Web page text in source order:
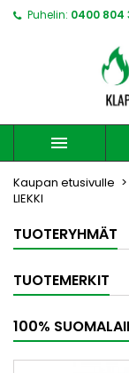
Puhelin: 0400 804

Kaupan etusivulle
LIEKKI
TUOTERYHMÄT
TUOTEMERKIT
100%